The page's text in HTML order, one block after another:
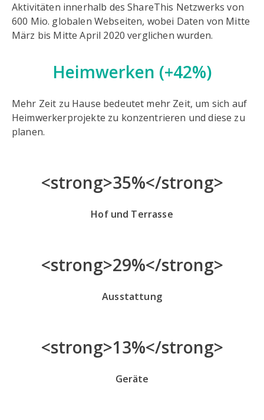
Aktivitäten innerhalb des ShareThis Netzwerks von
600 Mio. globalen Webseiten, wobei Daten von Mitte
März bis Mitte April 2020 verglichen wurden.
Heimwerken (+42%)
Mehr Zeit zu Hause bedeutet mehr Zeit, um sich auf
Heimwerkerprojekte zu konzentrieren und diese zu
planen.
<strong>35%</strong>
Hof und Terrasse
<strong>29%</strong>
Ausstattung
<strong>13%</strong>
Geräte